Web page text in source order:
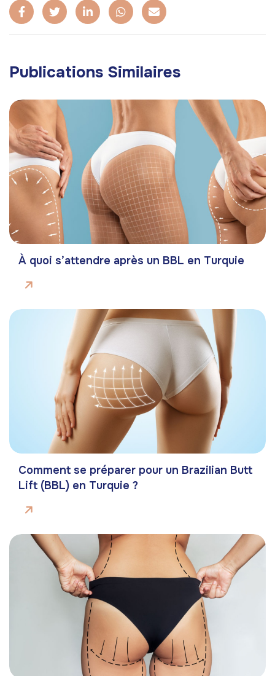
Publications Similaires
À quoi s’attendre après un BBL en Turquie
Comment se préparer pour un Brazilian Butt
Lift (BBL) en Turquie ?